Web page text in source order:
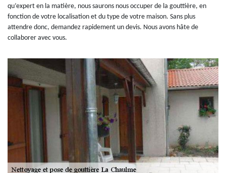
qu’expert en la matière, nous saurons nous occuper de la gouttière, en
fonction de votre localisation et du type de votre maison. Sans plus
attendre donc, demandez rapidement un devis. Nous avons hâte de
collaborer avec vous.